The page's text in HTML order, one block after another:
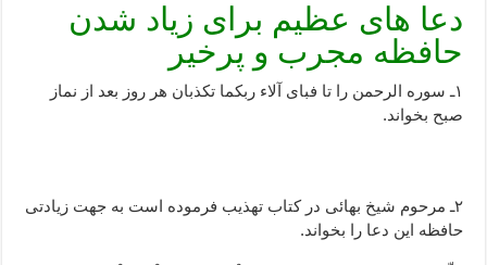
دعا های عظیم برای زیاد شدن
حافظه مجرب و پرخیر
۱ـ سوره الرحمن را تا فبای آلاء ربکما تکذبان هر روز بعد از نماز
صبح بخواند.
۲ـ مرحوم شیخ بهائی در کتاب تهذیب فرموده است به جهت زیادتی
حافظه این دعا را بخواند.